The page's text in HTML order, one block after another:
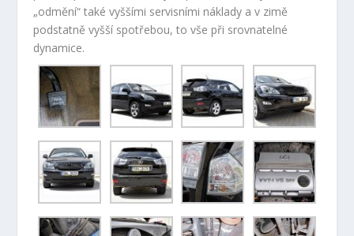
„odmění“ také vyššími servisními náklady a v zimě
podstatně vyšší spotřebou, to vše při srovnatelné
dynamice.